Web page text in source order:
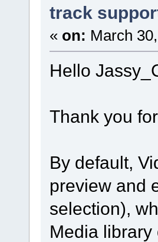
track
« on: March
Hello
Thank you
By default,
preview and
selection),
Media